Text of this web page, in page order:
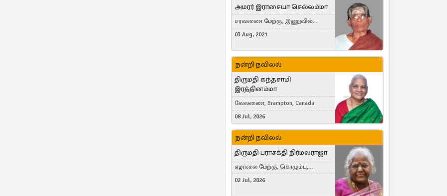
அமரர் இராசையா செல்லம்மா
சரவணை மேற்கு, இணுவில்
கிழக்கு
03 Aug, 2021
நன்றி நவிலல்
திருமதி கந்தசாமி
இரத்தினம்மா
வேலணை, Brampton, Canada
08 Jul, 2026
நன்றி நவிலல்
திருமதி பராசக்தி நிர்மலராஜா
ஏழாலை மேற்கு, கொழும்பு,
தங்காலை, London, United Kingdom
02 Jul, 2026